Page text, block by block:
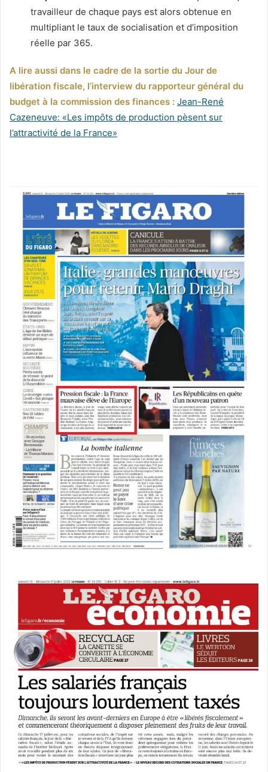
travailleur de chaque pays est alors obtenue en
multipliant le taux de socialisation et d’imposition
réelle par 365.
A lire aussi dans le cadre de la sortie du Jour de
libération fiscale, l’interview du rapporteur général du
budget à la commission des finances : Jean-René
Cazeneuve: «Les impôts de production pèsent sur
l’attractivité de la France»